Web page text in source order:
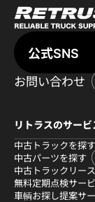
公式SNS
お問い合わせ
リトラスのサービ
中古トラックを探す
中古パーツを探す
中古トラックリース
無料定期点検サー
車輌お探し提案サ